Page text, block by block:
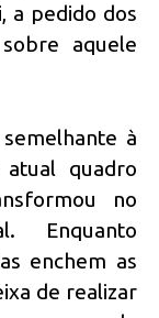
a pedido dos
aquele
à
quadro
no
Enquanto
enchem as
de realizar